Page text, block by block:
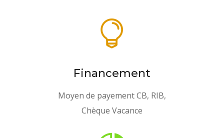

Financement
Moyen de payement CB, RIB,
Chèque Vacance